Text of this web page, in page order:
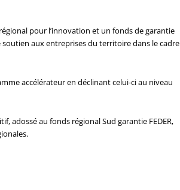
pour l’innovation et un fonds de garantie
aux entreprises du territoire dans le cadre
accélérateur en déclinant celui-ci au niveau
adossé au fonds régional Sud garantie FEDER,